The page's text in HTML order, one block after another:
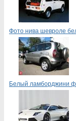
Фото нива шевроле
Белый ламборджини